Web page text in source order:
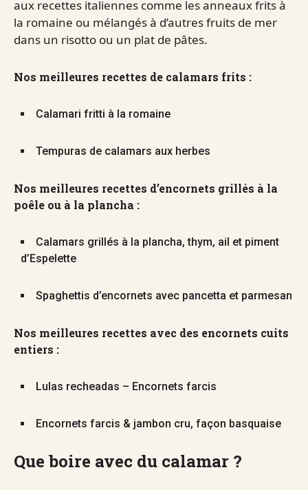
aux recettes italiennes comme les anneaux frits à
la romaine ou mélangés à d’autres fruits de mer
dans un risotto ou un plat de pâtes.
Nos meilleures recettes de calamars frits :
Calamari fritti à la romaine
Tempuras de calamars aux herbes
Nos meilleures recettes d’encornets grillés à la
poêle ou à la plancha :
Calamars grillés à la plancha, thym, ail et piment
d’Espelette
Spaghettis d’encornets avec pancetta et parmesan
Nos meilleures recettes avec des encornets cuits
entiers :
Lulas recheadas – Encornets farcis
Encornets farcis & jambon cru, façon basquaise
Que boire avec du calamar ?